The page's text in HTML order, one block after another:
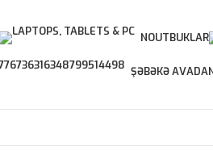
NOUTBUKLAR
ŞƏBƏKƏ